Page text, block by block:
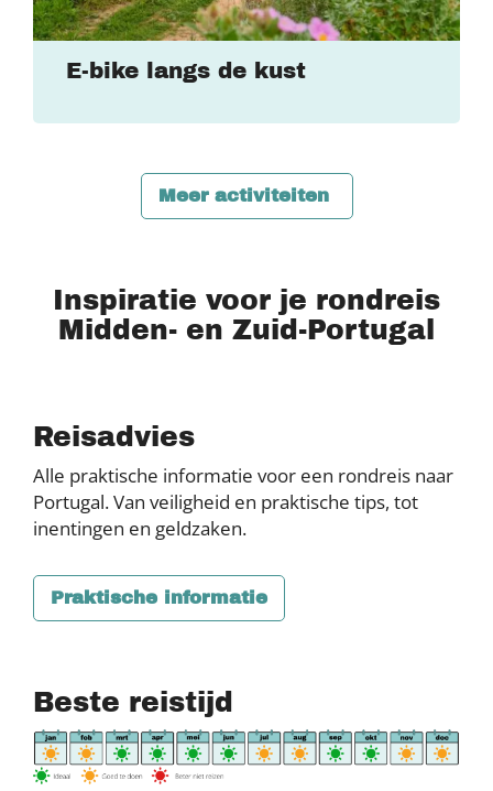
E-bike langs de kust
Meer activiteiten
Inspiratie voor je rondreis
Midden- en Zuid-Portugal
Reisadvies
Alle praktische informatie voor een rondreis naar
Portugal. Van veiligheid en praktische tips, tot
inentingen en geldzaken.
Praktische informatie
Beste reistijd